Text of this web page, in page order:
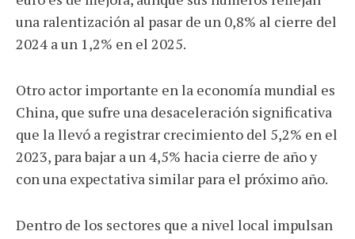
una ralentización al pasar de un 0,8% al cierre del
2024 a un 1,2% en el 2025.
Otro actor importante en la economía mundial es
China, que sufre una desaceleración significativa
que la llevó a registrar crecimiento del 5,2% en el
2023, para bajar a un 4,5% hacia cierre de año y
con una expectativa similar para el próximo año.
Dentro de los sectores que a nivel local impulsan